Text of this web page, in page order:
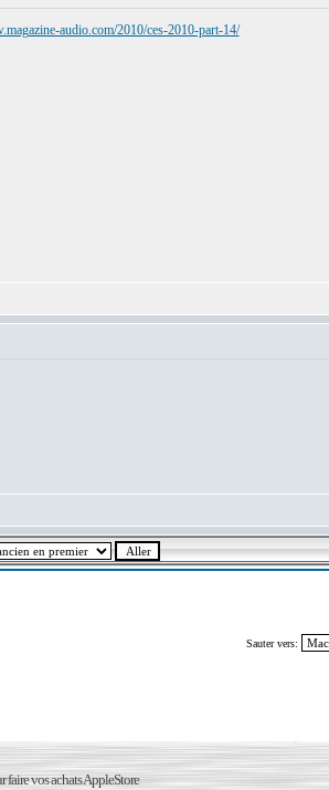
audio.com/2010/ces-2010-part-14/
Sauter vers:
faire vos achats AppleStore